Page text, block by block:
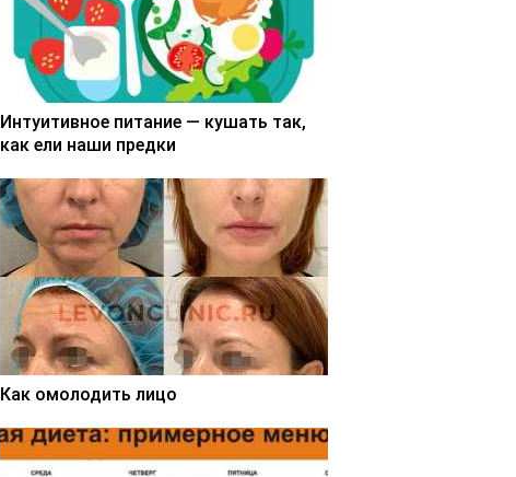
Интуитивное питание — кушать так,
как ели наши предки
Как омолодить лицо